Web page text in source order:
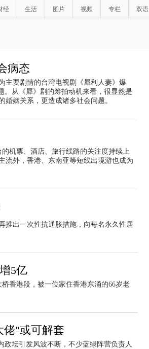
经 生活 图片 视频 专栏 双语
病态
主要剧情的台湾电视剧《犀利人妻》爆
。从《犀》剧的筹拍动机来看，很显然是
姻关系，更造成诸多社会问题。
机票、酒店、旅行线路的关注度持续上
流外，香港、东南亚等短线出境游也成为
推出一次性抗通胀措施，向每名永久性居
5亿
香港段，被一位家住香港东涌的66岁老
佬"或可解套
政坛引发风波不断，不少蓝绿阵营负责人